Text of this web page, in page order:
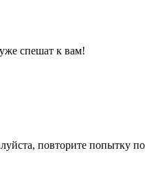
спешат к вам!
повторите попытку